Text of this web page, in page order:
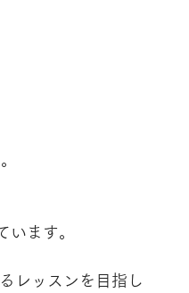
います。
レッスンを目指し